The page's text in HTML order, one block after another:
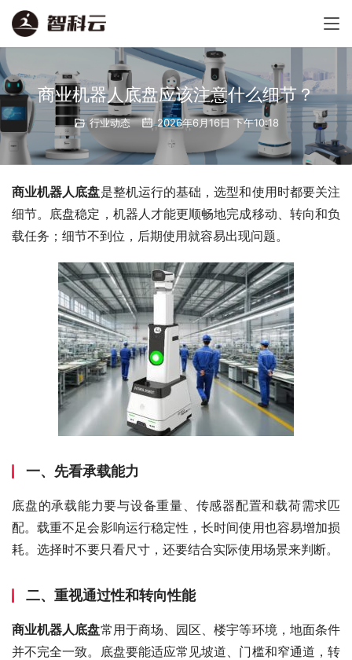
商业机器人底盘应该注意什么细节？
行业动态 2026年6月16日 下午10:18
商业机器人底盘是整机运行的基础，选型和使用时都要关注
细节。底盘稳定，机器人才能更顺畅地完成移动、转向和负
载任务；细节不到位，后期使用就容易出现问题。
一、先看承载能力
底盘的承载能力要与设备重量、传感器配置和载荷需求匹
配。载重不足会影响运行稳定性，长时间使用也容易增加损
耗。选择时不要只看尺寸，还要结合实际使用场景来判断。
二、重视通过性和转向性能
商业机器人底盘常用于商场、园区、楼宇等环境，地面条件
并不完全一致。底盘要能适应常见坡道、门槛和窄通道，转